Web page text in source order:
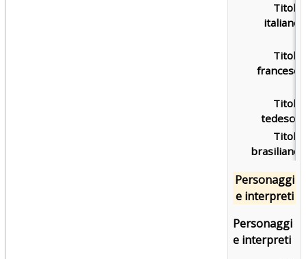
Titolo
italiano:
Titolo
francese:
Titolo
tedesco:
Titolo
brasiliano:
Personaggi
e interpreti
Personaggi
e interpreti